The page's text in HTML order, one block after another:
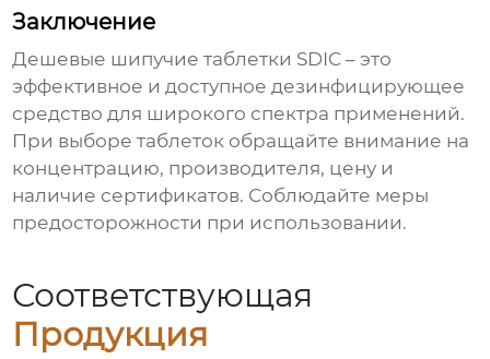
Заключение
Дешевые шипучие таблетки SDIC – это
эффективное и доступное дезинфицирующее
средство для широкого спектра применений.
При выборе таблеток обращайте внимание на
концентрацию, производителя, цену и
наличие сертификатов. Соблюдайте меры
предосторожности при использовании.
Соответствующая
Продукция